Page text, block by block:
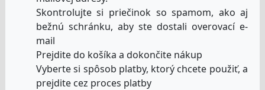
Skontrolujte si priečinok so spamom, ako aj
bežnú schránku, aby ste dostali overovací e-
mail
Prejdite do košíka a dokončite nákup
Vyberte si spôsob platby, ktorý chcete použiť, a
prejdite cez proces platby